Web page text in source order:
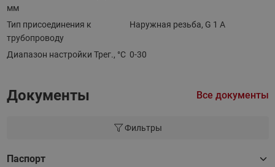
мм
Тип присоединения к
трубопроводу
Наружная резьба, G 1 A
Диапазон настройки Трег., °С 0-30
Документы Все документы
Фильтры
Паспорт